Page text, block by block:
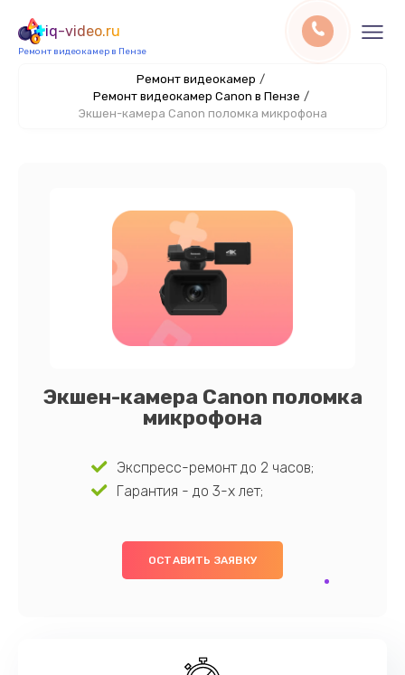
iq-video.ru
Ремонт видеокамер в Пензе
Ремонт видеокамер /
Ремонт видеокамер Canon в Пензе /
Экшен-камера Canon поломка микрофона
Экшен-камера Canon поломка
микрофона
Экспресс-ремонт до 2 часов;
Гарантия - до 3-х лет;
ОСТАВИТЬ ЗАЯВКУ